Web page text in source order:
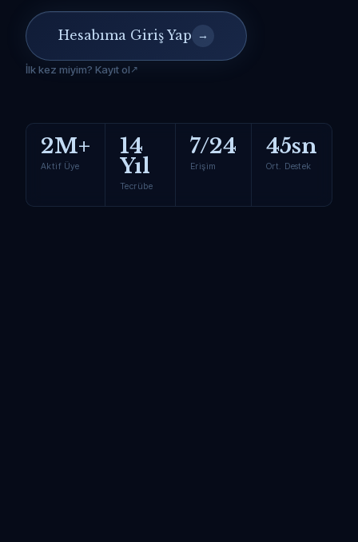
Hesabıma Giriş Yap →
İlk kez miyim? Kayıt ol
2M+
Aktif Üye
14
Yıl
Tecrübe
7/24
Erişim
45sn
Ort. Destek